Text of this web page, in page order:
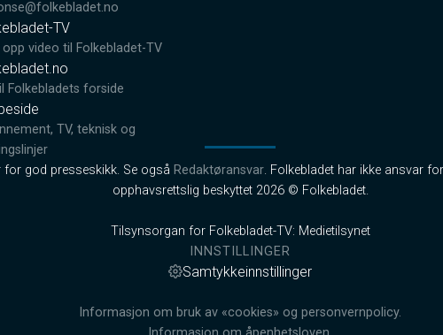
TV
opp video til Folkebladet-TV
Folkebladets forside
TV, teknisk og
for god presseskikk. Se også Redaktøransvar. Folkebladet har ikke ansvar
opphavsrettslig beskyttet 2026 © Folkebladet.
Tilsynsorgan for Folkebladet-TV: Medietilsynet
INNSTILLINGER
Samtykkeinnstillinger
Informasjon om bruk av «cookies» og personvernpolicy.